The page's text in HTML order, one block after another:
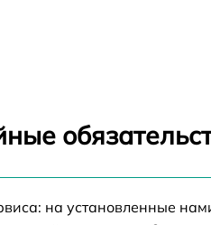
чистка Viomi Robot
S9
на установленные